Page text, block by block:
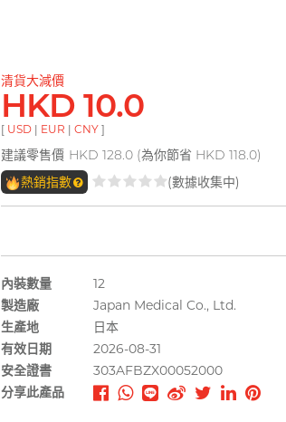
清貨大減價
HKD 10.0
[ USD | EUR | CNY ]
建議零售價 HKD 128.0 (為你節省 HKD 118.0)
熱銷指數
(數據收集中)
內裝數量
12
製造廠
Japan Medical Co., Ltd.
生產地
日本
有效日期
2026-08-31
安全證書
303AFBZX00052000
分享此產品